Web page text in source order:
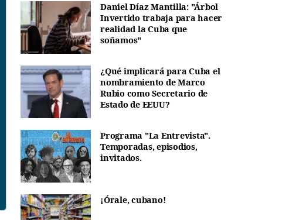
Daniel Díaz Mantilla: "Árbol
Invertido trabaja para hacer
realidad la Cuba que
soñamos"
¿Qué implicará para Cuba el
nombramiento de Marco
Rubio como Secretario de
Estado de EEUU?
Programa "La Entrevista".
Temporadas, episodios,
invitados.
¡Órale, cubano!